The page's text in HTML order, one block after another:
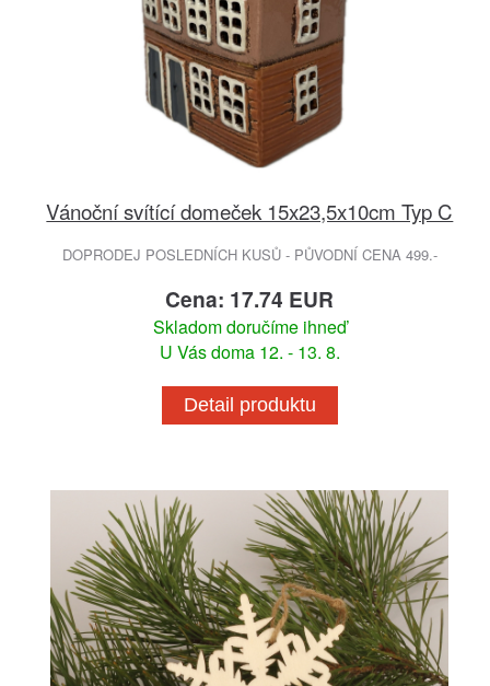
Vánoční svítící domeček 15x23,5x10cm Typ C
DOPRODEJ POSLEDNÍCH KUSŮ - PŮVODNÍ CENA 499.-
Cena: 17.74 EUR
Skladom doručíme ihneď
U Vás doma 12. - 13. 8.
Detail produktu